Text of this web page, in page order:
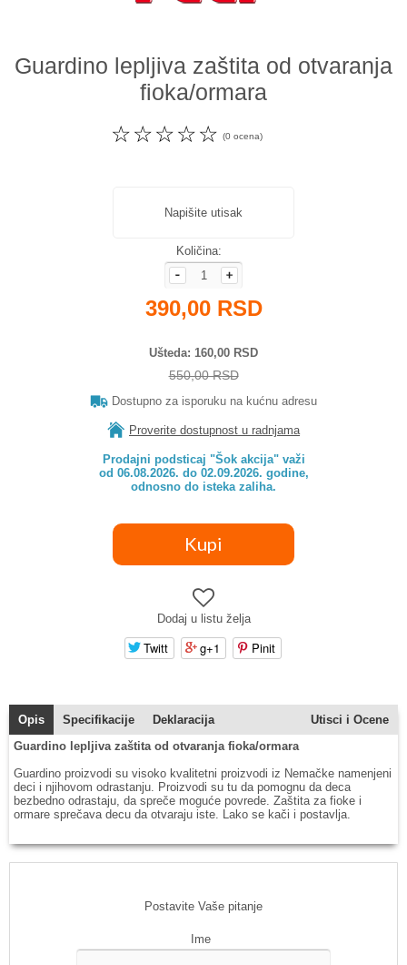
Guardino lepljiva zaštita od otvaranja
fioka/ormara
☆
☆
☆
☆
☆ (0 ocena)
Napišite utisak
Količina:
390,00 RSD
Ušteda 160,00 RSD
550,00 RSD
Dostupno za isporuku na kućnu adresu
Proverite dostupnost u radnjama
Prodajni podsticaj "Šok akcija" važi
od 06.08.2026. do 02.09.2026. godine,
odnosno do isteka zaliha.
Dodaj u listu želja
Twitt g+1 Pinit
Opis Specifikacije Deklaracija
Utisci i Ocene
Guardino lepljiva zaštita od otvaranja fioka/ormara
Guardino proizvodi su visoko kvalitetni proizvodi iz Nemačke namenjeni
deci i njihovom odrastanju. Proizvodi su tu da pomognu da deca
bezbedno odrastaju, da spreče moguće povrede. Zaštita za fioke i
ormare sprečava decu da otvaraju iste. Lako se kači i postavlja.
Postavite Vaše pitanje
Ime